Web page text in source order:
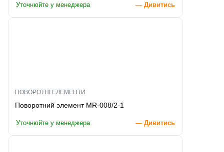
Уточнюйте у менеджера — Дивитись
ПОВОРОТНІ ЕЛЕМЕНТИ
Поворотний элемент MR-008/2-1
Уточнюйте у менеджера — Дивитись